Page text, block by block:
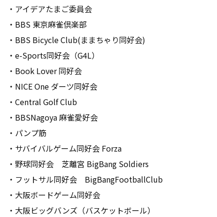
・アイデアたまご委員会
・BBS 東京麻雀倶楽部
・BBS Bicycle Club(ままちゃり同好会)
・e-Sports同好会（G4L）
・Book Lover 同好会
・NICE One ダーツ同好会
・Central Golf Club
・BBSNagoya 麻雀愛好会
・パンプ筋
・サバイバルゲーム同好会 Forza
・野球同好会 芝離宮 BigBang Soldiers
・フットサル同好会 BigBangFootballClub
・大阪ボードゲーム同好会
・大阪ビッグバンズ（バスケットボール）